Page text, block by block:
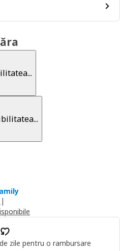
|
zile pentru o rambursare